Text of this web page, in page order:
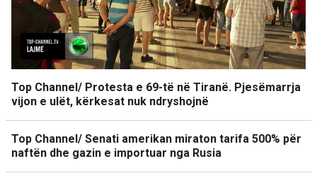
Top Channel/ Protesta e 69-të në Tiranë. Pjesëmarrja
vijon e ulët, kërkesat nuk ndryshojnë
Top Channel/ Senati amerikan miraton tarifa 500% për
naftën dhe gazin e importuar nga Rusia